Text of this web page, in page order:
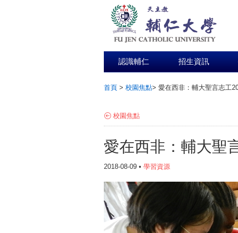
認識輔仁 招生資訊
首頁 > 校園焦點> 愛在西非：輔大聖言志工
校園焦點
愛在西非：輔大聖
2018-08-09 • 學習資源